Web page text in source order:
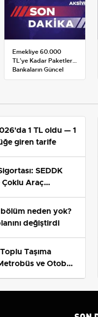
Emekliye 60.000
TL'ye Kadar Paketler:
Bankaların Güncel
Promosyon ve Ek
1 TL oldu — 1
giren tarife
SEDDK
Araç
neden yok?
değiştirdi
Taşıma
ve Otobüs